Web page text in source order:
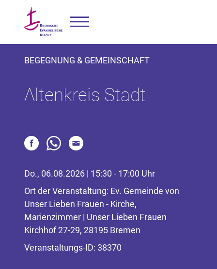
BEGEGNUNG & GEMEINSCHAFT
Altenkreis Stadt
Do., 06.08.2026 | 15:30 - 17:00 Uhr
Ort der Veranstaltung: Ev. Gemeinde von
Unser Lieben Frauen - Kirche,
Marienzimmer | Unser Lieben Frauen
Kirchhof 27-29, 28195 Bremen
Veranstaltungs-ID: 38370